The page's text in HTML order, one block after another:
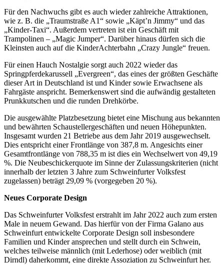
Für den Nachwuchs gibt es auch wieder zahlreiche Attraktionen,
wie z. B. die „Traumstraße A1“ sowie „Käpt’n Jimmy“ und das
„Kinder-Taxi“. Außerdem vertreten ist ein Geschäft mit
Trampolinen – „Magic Jumper“. Darüber hinaus dürfen sich die
Kleinsten auch auf die KinderAchterbahn „Crazy Jungle“ freuen.
Für einen Hauch Nostalgie sorgt auch 2022 wieder das
Springpferdekarussell „Evergreen“, das eines der größten Geschäfte
dieser Art in Deutschland ist und Kinder sowie Erwachsene als
Fahrgäste anspricht. Bemerkenswert sind die aufwändig gestalteten
Prunkkutschen und die runden Drehkörbe.
Die ausgewählte Platzbesetzung bietet eine Mischung aus bekannten
und bewährten Schaustellergeschäften und neuen Höhepunkten.
Insgesamt wurden 21 Betriebe aus dem Jahr 2019 ausgewechselt.
Dies entspricht einer Frontlänge von 387,8 m. Angesichts einer
Gesamtfrontlänge von 788,35 m ist dies ein Wechselwert von 49,19
%. Die Neubeschickerquote im Sinne der Zulassungskriterien (nicht
innerhalb der letzten 3 Jahre zum Schweinfurter Volksfest
zugelassen) beträgt 29,09 % (vorgegeben 20 %).
Neues Corporate Design
Das Schweinfurter Volksfest erstrahlt im Jahr 2022 auch zum ersten
Male in neuem Gewand. Das hierfür von der Firma Galano aus
Schweinfurt entwickelte Corporate Design soll insbesondere
Familien und Kinder ansprechen und stellt durch ein Schwein,
welches teilweise männlich (mit Lederhose) oder weiblich (mit
Dirndl) daherkommt, eine direkte Assoziation zu Schweinfurt her.